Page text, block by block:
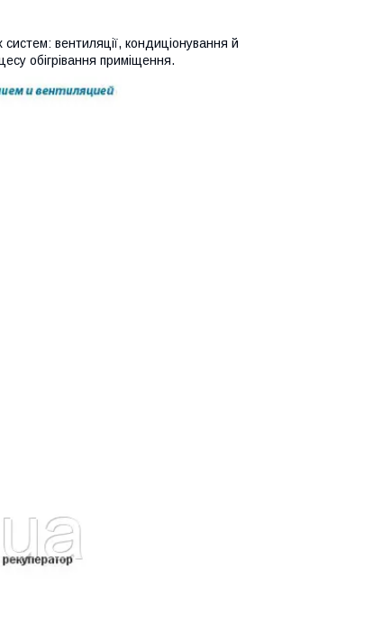
вентиляції, кондиціонування й
обігрівання приміщення.